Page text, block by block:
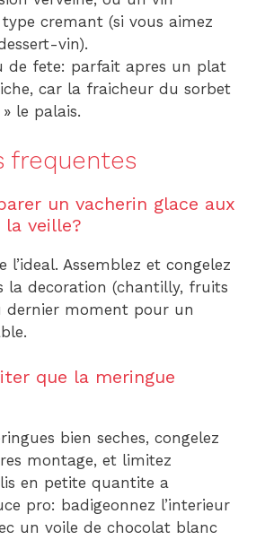
cremant (si vous aimez
vin).
de fete: parfait apres un plat
car la fraicheur du sorbet
le palais.
frequentes
un vacherin glace aux
veille?
l’ideal. Assemblez et congelez
la decoration (chantilly, fruits
dernier moment pour un
que la meringue
bien seches, congelez
montage, et limitez
en petite quantite a
pro: badigeonnez l’interieur
un voile de chocolat blanc